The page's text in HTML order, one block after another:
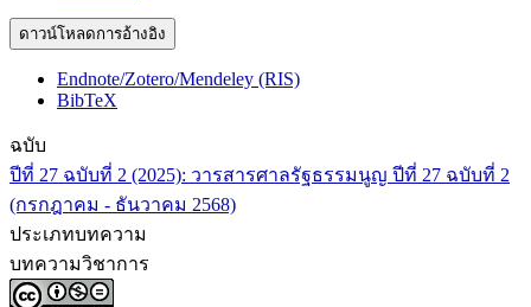
ดาวน์โหลดการอ้างอิง
Endnote/Zotero/Mendeley (RIS)
BibTeX
ฉบับ
ปีที่ 27 ฉบับที่ 2 (2025): วารสารศาลรัฐธรรมนูญ ปีที่ 27 ฉบับที่ 2
(กรกฎาคม - ธันวาคม 2568)
ประเภทบทความ
บทความวิชาการ